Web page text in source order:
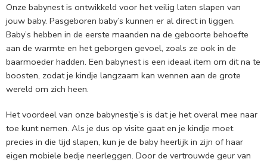
Onze babynest is ontwikkeld voor het veilig laten slapen van
jouw baby. Pasgeboren baby’s kunnen er al direct in liggen.
Baby’s hebben in de eerste maanden na de geboorte behoefte
aan de warmte en het geborgen gevoel, zoals ze ook in de
baarmoeder hadden. Een babynest is een ideaal item om dit na te
boosten, zodat je kindje langzaam kan wennen aan de grote
wereld om zich heen.
Het voordeel van onze babynestje’s is dat je het overal mee naar
toe kunt nemen. Als je dus op visite gaat en je kindje moet
precies in die tijd slapen, kun je de baby heerlijk in zijn of haar
eigen mobiele bedje neerleggen. Door de vertrouwde geur van